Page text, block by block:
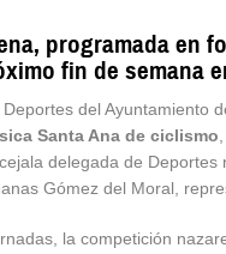
programada en
fin de semana
del Ayuntamiento
Santa Ana de ciclismo
delegada de
Gómez del Moral,
la competición